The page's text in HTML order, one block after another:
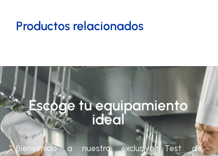
Productos relacionados
Escoge tu equipamiento
ideal
Bienvenido a nuestro exclusivo Test de